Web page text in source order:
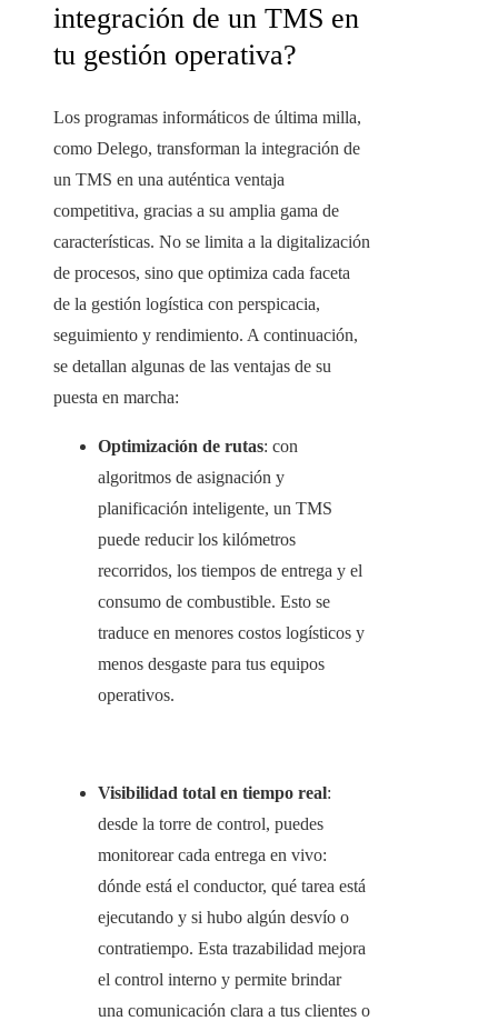
integración de un TMS en
tu gestión operativa?
Los programas informáticos de última milla,
como Delego, transforman la integración de
un TMS en una auténtica ventaja
competitiva, gracias a su amplia gama de
características. No se limita a la digitalización
de procesos, sino que optimiza cada faceta
de la gestión logística con perspicacia,
seguimiento y rendimiento. A continuación,
se detallan algunas de las ventajas de su
puesta en marcha:
Optimización de rutas: con
algoritmos de asignación y
planificación inteligente, un TMS
puede reducir los kilómetros
recorridos, los tiempos de entrega y el
consumo de combustible. Esto se
traduce en menores costos logísticos y
menos desgaste para tus equipos
operativos.
Visibilidad total en tiempo real:
desde la torre de control, puedes
monitorear cada entrega en vivo:
dónde está el conductor, qué tarea está
ejecutando y si hubo algún desvío o
contratiempo. Esta trazabilidad mejora
el control interno y permite brindar
una comunicación clara a tus clientes o